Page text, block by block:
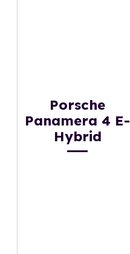
Porsche
Panamera 4 E-
Hybrid